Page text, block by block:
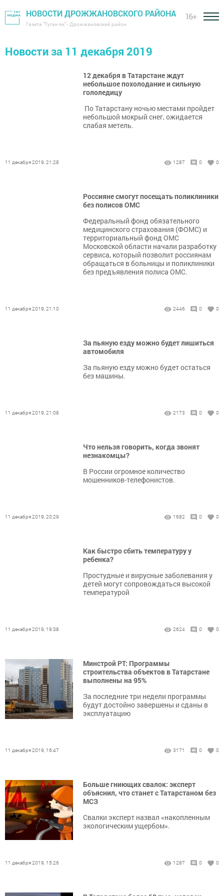
НОВОСТИ ДРОЖЖАНОВСКОГО РАЙОНА
Газета "Туган як" - Дрожжановский район
16+
Новости за 11 декабря 2019
12 декабря в Татарстане ждут
небольшое похолодание и сильную
гололедицу
По Татарстану ночью местами пройдет
небольшой мокрый снег, ожидается
слабая метель.
11 декабря 2019, 21:28 1287 0 0
Россияне смогут посещать поликлиники
без полисов ОМС
Федеральный фонд обязательного
медицинского страхования (ФОМС) и
территориальный фонд ОМС
Московской области начали разработку
сервиса, который позволит россиянам
обращаться в больницы и поликлиники
без предъявления полиса ОМС.
11 декабря 2019, 21:10 2446 0 0
За пьяную езду можно будет лишиться
автомобиля
За пьяную езду можно будет остаться
без машины.
11 декабря 2019, 21:08 2173 0 0
Что нельзя говорить, когда звонят
незнакомцы?
В России огромное количество
мошенников-телефонистов.
11 декабря 2019, 20:29 1682 0 0
Как быстро сбить температуру у
ребенка?
Простудные и вирусные заболевания у
детей могут сопровождаться высокой
температурой
11 декабря 2019, 19:38 2624 0 0
Минстрой РТ: Программы
строительства объектов в Татарстане
выполнены на 95%
За последние три недели программы
будут достойно завершены и сданы в
эксплуатацию
11 декабря 2019, 16:47 3171 0 0
Больше гниющих свалок: эксперт
объяснил, что станет с Татарстаном без
МСЗ
Свалки эксперт назвал «накопленным
экологическим ущербом».
11 декабря 2019, 15:26 1287 0 0